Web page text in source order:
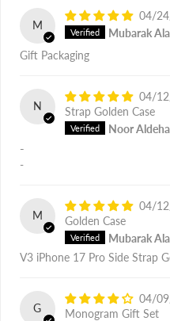
M
04/
Mubarak
Gift Packaging
N
04/
Strap Golden Case
Noor
-
-
M
04/
Golden Case
Mubarak
V3 iPhone 17 Pro Side Strap
G
04/
Monogram Gift Set